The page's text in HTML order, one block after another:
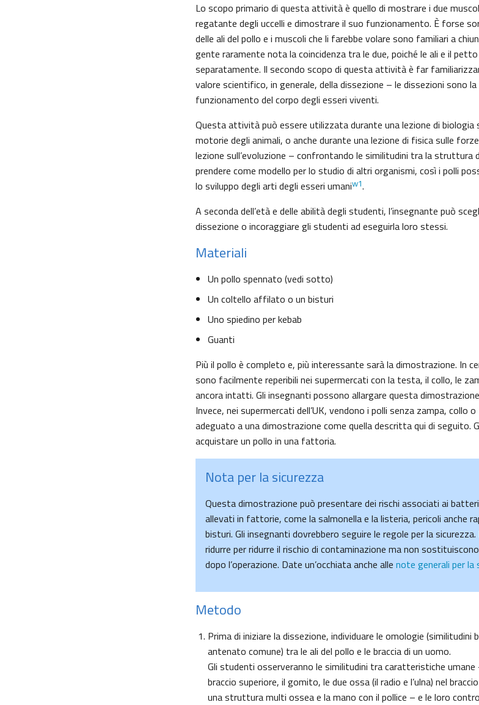
Lo scopo primario di questa attività è quello di mostrare i due
regatante degli uccelli e dimostrare il suo funzionamento. È forse
delle ali del pollo e i muscoli che li farebbe volare sono familiari a
gente raramente nota la coincidenza tra le due, poiché le ali e il
separatamente. Il secondo scopo di questa attività è far
valore scientifico, in generale, della dissezione – le dissezioni sono
funzionamento del corpo degli esseri viventi.
Questa attività può essere utilizzata durante una lezione di biologia
motorie degli animali, o anche durante una lezione di fisica sulle
lezione sull’evoluzione – confrontando le similitudini tra la struttura
prendere come modello per lo studio di altri organismi, così i polli
lo sviluppo degli arti degli esseri umaniw1.
A seconda dell’età e delle abilità degli studenti, l’insegnante può
dissezione o incoraggiare gli studenti ad eseguirla loro stessi.
Materiali
Un pollo spennato (vedi sotto)
Un coltello affilato o un bisturi
Uno spiedino per kebab
Guanti
Più il pollo è completo e, più interessante sarà la dimostrazione. In
sono facilmente reperibili nei supermercati con la testa, il collo, le
ancora intatti. Gli insegnanti possono allargare questa
Invece, nei supermercati dell’UK, vendono i polli senza zampa,
adeguato a una dimostrazione come quella descritta qui di seguito.
acquistare un pollo in una fattoria.
Nota per la sicurezza
Questa dimostrazione può presentare dei rischi associati ai
allevati in fattorie, come la salmonella e la listeria, pericoli anche
bisturi. Gli insegnanti dovrebbero seguire le regole per la
ridurre per ridurre il rischio di contaminazione ma non
dopo l’operazione. Date un’occhiata anche alle note generali per la
Metodo
Prima di iniziare la dissezione, individuare le omologie (similitudini
antenato comune) tra le ali del pollo e le braccia di un uomo.
Gli studenti osserveranno le similitudini tra caratteristiche umane
braccio superiore, il gomito, le due ossa (il radio e l’ulna) nel
una struttura multi ossea e la mano con il pollice – e le loro